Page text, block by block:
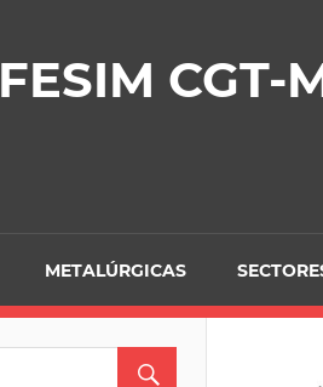
FESIM CGT-
METALÚRGICAS